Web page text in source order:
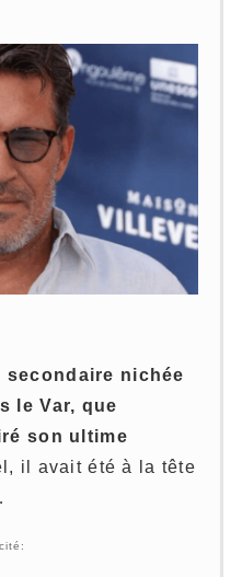
secondaire nichée
le Var, que
son ultime
il avait été à la tête